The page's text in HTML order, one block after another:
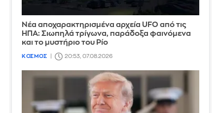
Νέα αποχαρακτηρισμένα αρχεία UFO από τις
ΗΠΑ: Σιωπηλά τρίγωνα, παράδοξα φαινόμενα
και το μυστήριο του Ρίο
ΚΟΣΜΟΣ 20:53, 07.08.2026